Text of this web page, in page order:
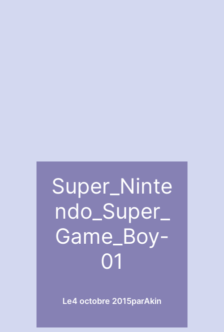
Super_Ninte
ndo_Super_
Game_Boy-
01
Le4 octobre 2015parAkin